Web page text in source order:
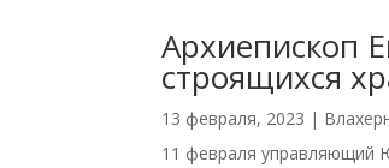
Архиепископ
строящихся
13 февраля, 2023 |
11 февраля управляющий